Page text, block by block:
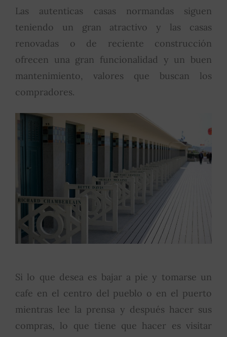
Las autenticas casas normandas siguen
teniendo un gran atractivo y las casas
renovadas o de reciente construcción
ofrecen una gran funcionalidad y un buen
mantenimiento, valores que buscan los
compradores.
Si lo que desea es bajar a pie y tomarse un
cafe en el centro del pueblo o en el puerto
mientras lee la prensa y después hacer sus
compras, lo que tiene que hacer es visitar